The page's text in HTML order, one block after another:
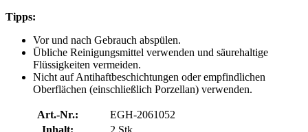
Tipps:
Vor und nach Gebrauch abspülen.
Übliche Reinigungsmittel verwenden und säurehaltige
Flüssigkeiten vermeiden.
Nicht auf Antihaftbeschichtungen oder empfindlichen
Oberflächen (einschließlich Porzellan) verwenden.
Art.-Nr.:
EGH-2061052
Inhalt:
2 Stk